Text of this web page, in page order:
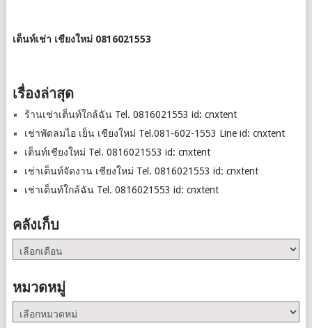
เต็นท์เช่า เชียงใหม่ 0816021553
เรื่องล่าสุด
ร้านเช่าเต็นท์ใกล้ฉัน Tel. 0816021553 id: cnxtent
เช่าพัดลมไอ เย็น เชียงใหม่ Tel.081-602-1553 Line id: cnxtent
เต็นท์เชียงใหม่ Tel. 0816021553 id: cnxtent
เช่าเต็นท์จัดงาน เชียงใหม่ Tel. 0816021553 id: cnxtent
เช่าเต็นท์ใกล้ฉัน Tel. 0816021553 id: cnxtent
คลังเก็บ
คลัง
เก็บ
หมวดหมู่
หมวด
หมู่